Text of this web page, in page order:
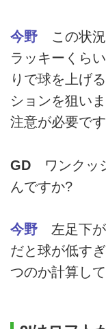
今野 この状況
ラッキーくら
りで球を上げ
ションを狙い
注意が必要です
GD ワンクッ
んですか?
今野 左足下が
だと球が低す
つのか計算し